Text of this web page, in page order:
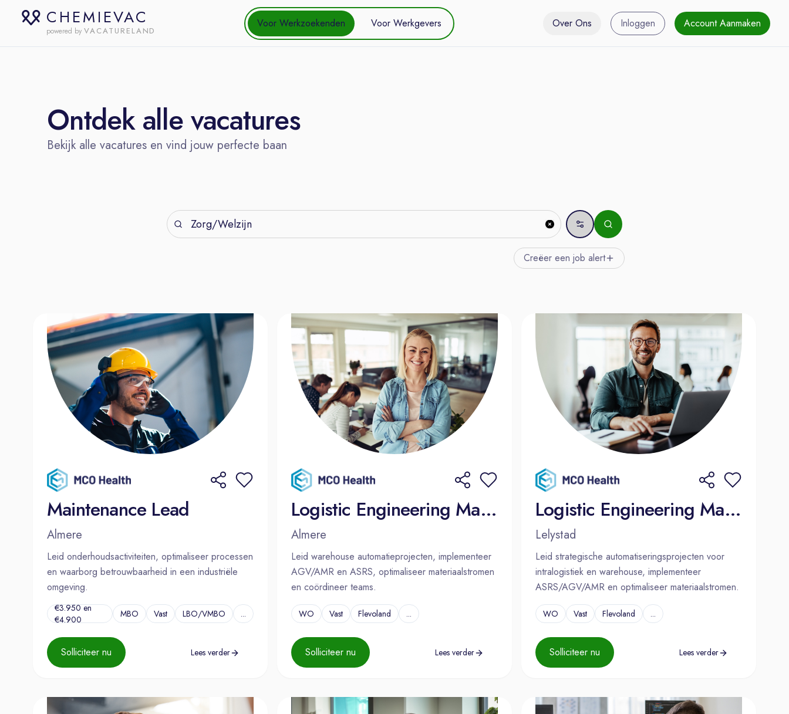
CHEMIEVAC
powered by VACATURELAND
Voor Werkzoekenden Voor Werkgevers Over Ons Inloggen Account Aanmaken
Ontdek alle vacatures
Bekijk alle vacatures en vind jouw perfecte baan
Creëer een job alert
Maintenance Lead
Almere
Leid onderhoudsactiviteiten, optimaliseer processen
en waarborg betrouwbaarheid in een industriële
omgeving.
€3.950 en
€4.900
MBO Vast LBO/VMBO ...
Solliciteer nu Lees verder
Logistic Engineering Manager
Almere
Leid warehouse automatieprojecten, implementeer
AGV/AMR en ASRS, optimaliseer materiaalstromen
en coördineer teams.
WO Vast Flevoland ...
Solliciteer nu Lees verder
Logistic Engineering Manager
Lelystad
Leid strategische automatiseringsprojecten voor
intralogistiek en warehouse, implementeer
ASRS/AGV/AMR en optimaliseer materiaalstromen.
WO Vast Flevoland ...
Solliciteer nu Lees verder